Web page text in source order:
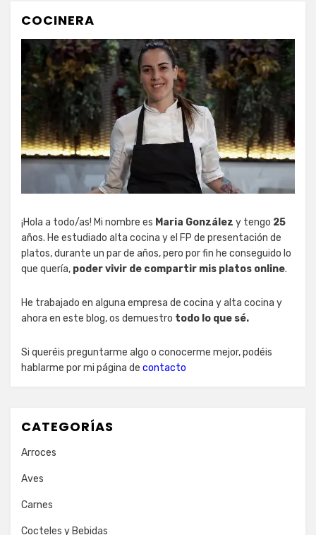
COCINERA
¡Hola a todo/as! Mi nombre es Maria González y tengo 25
años. He estudiado alta cocina y el FP de presentación de
platos, durante un par de años, pero por fin he conseguido lo
que quería, poder vivir de compartir mis platos online.
He trabajado en alguna empresa de cocina y alta cocina y
ahora en este blog, os demuestro todo lo que sé.
Si queréis preguntarme algo o conocerme mejor, podéis
hablarme por mi página de contacto
CATEGORÍAS
Arroces
Aves
Carnes
Cocteles y Bebidas